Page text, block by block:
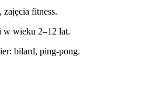
zajęcia fitness.
w wieku 2–12 lat.
bilard, ping-pong.